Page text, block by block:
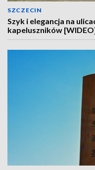
SZCZECIN
Szyk i elegancja na
kapeluszników